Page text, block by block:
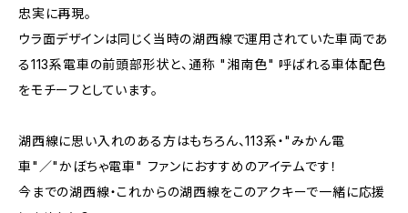
忠実に再現。
ウラ面デザインは同じく当時の湖西線で運用されていた車両であ
る113系電車の前頭部形状と、通称 "湘南色" 呼ばれる車体配色
をモチーフとしています。
湖西線に思い入れのある方はもちろん、113系・"みかん電
車"／"かぼちゃ電車" ファンにおすすめのアイテムです！
今までの湖西線・これからの湖西線をこのアクキーで一緒に応援